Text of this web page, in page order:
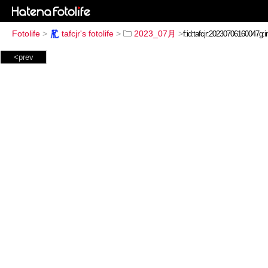
Fotolife > tafcjr's fotolife > 2023_07月 >
<prev